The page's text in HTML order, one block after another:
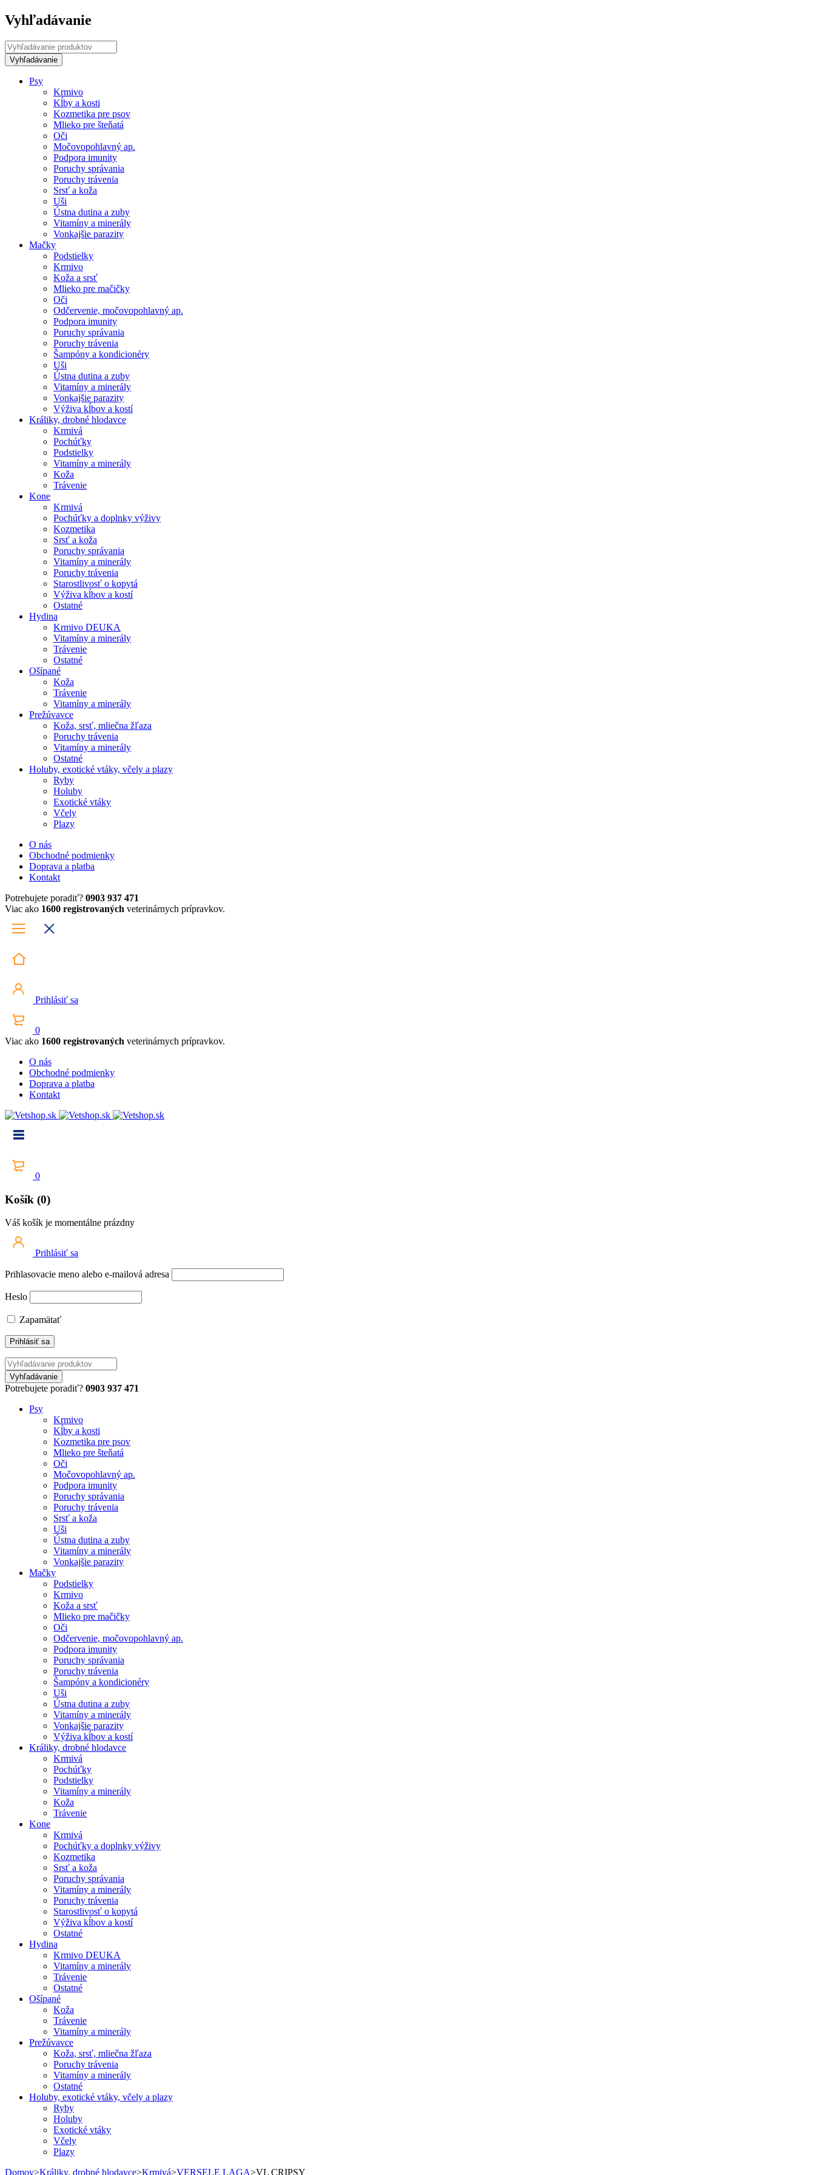
Vyhľadávanie
Psy
Krmivo
Kĺby a kosti
Kozmetika pre psov
Mlieko pre šteňatá
Oči
Močovopohlavný ap.
Podpora imunity
Poruchy správania
Poruchy trávenia
Srsť a koža
Uši
Ústna dutina a zuby
Vitamíny a minerály
Vonkajšie parazity
Mačky
Podstielky
Krmivo
Koža a srsť
Mlieko pre mačičky
Oči
Odčervenie, močovopohlavný ap.
Podpora imunity
Poruchy správania
Poruchy trávenia
Šampóny a kondicionéry
Uši
Ústna dutina a zuby
Vitamíny a minerály
Vonkajšie parazity
Výživa kĺbov a kostí
Králiky, drobné hlodavce
Krmivá
Pochúťky
Podstielky
Vitamíny a minerály
Koža
Trávenie
Kone
Krmivá
Pochúťky a doplnky výživy
Kozmetika
Srsť a koža
Poruchy správania
Vitamíny a minerály
Poruchy trávenia
Starostlivosť o kopytá
Výživa kĺbov a kostí
Ostatné
Hydina
Krmivo DEUKA
Vitamíny a minerály
Trávenie
Ostatné
Ošípané
Koža
Trávenie
Vitamíny a minerály
Prežúvavce
Koža, srsť, mliečna žľaza
Poruchy trávenia
Vitamíny a minerály
Ostatné
Holuby, exotické vtáky, včely a plazy
Ryby
Holuby
Exotické vtáky
Včely
Plazy
O nás
Obchodné podmienky
Doprava a platba
Kontakt
Potrebujete poradiť? 0903 937 471
Viac ako 1600 registrovaných veterinárnych prípravkov.
Prihlásiť sa
0
Viac ako 1600 registrovaných veterinárnych prípravkov.
O nás
Obchodné podmienky
Doprava a platba
Kontakt
0
Košík (0)
Váš košík je momentálne prázdny
Prihlásiť sa
Prihlasovacie meno alebo e-mailová adresa
Heslo
Zapamätať
Potrebujete poradiť? 0903 937 471
Psy
Krmivo
Kĺby a kosti
Kozmetika pre psov
Mlieko pre šteňatá
Oči
Močovopohlavný ap.
Podpora imunity
Poruchy správania
Poruchy trávenia
Srsť a koža
Uši
Ústna dutina a zuby
Vitamíny a minerály
Vonkajšie parazity
Mačky
Podstielky
Krmivo
Koža a srsť
Mlieko pre mačičky
Oči
Odčervenie, močovopohlavný ap.
Podpora imunity
Poruchy správania
Poruchy trávenia
Šampóny a kondicionéry
Uši
Ústna dutina a zuby
Vitamíny a minerály
Vonkajšie parazity
Výživa kĺbov a kostí
Králiky, drobné hlodavce
Krmivá
Pochúťky
Podstielky
Vitamíny a minerály
Koža
Trávenie
Kone
Krmivá
Pochúťky a doplnky výživy
Kozmetika
Srsť a koža
Poruchy správania
Vitamíny a minerály
Poruchy trávenia
Starostlivosť o kopytá
Výživa kĺbov a kostí
Ostatné
Hydina
Krmivo DEUKA
Vitamíny a minerály
Trávenie
Ostatné
Ošípané
Koža
Trávenie
Vitamíny a minerály
Prežúvavce
Koža, srsť, mliečna žľaza
Poruchy trávenia
Vitamíny a minerály
Ostatné
Holuby, exotické vtáky, včely a plazy
Ryby
Holuby
Exotické vtáky
Včely
Plazy
Domov>Králiky, drobné hlodavce>Krmivá>VERSELE LAGA>VL CRIPSY